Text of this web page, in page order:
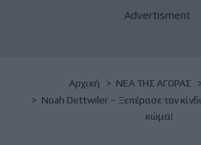
Breadcrumb
Αρχική NΕΑ ΤΗΣ ΑΓΟΡΑΣ
Noah Dettwiler – Ξεπέρασε τον
κώμα!